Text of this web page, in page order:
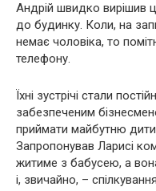
Андрій швидко вирішив
до будинку. Коли, на
немає чоловіка, то
телефону.
Їхні зустрічі стали
забезпеченим
приймати майбутню
Запропонував Ларисі
житиме з бабусею, а
і, звичайно, –